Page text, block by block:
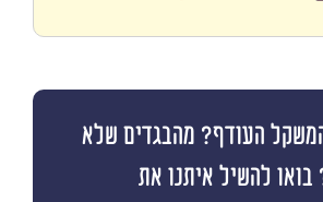
העודף? מהבגדים שלא
בואו להשיל איתנו את